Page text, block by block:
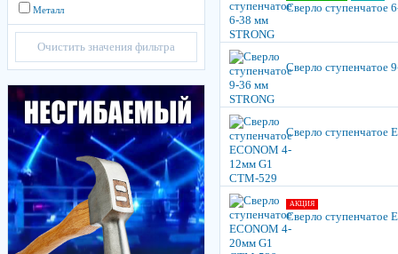
Металл
Очистить значения фильтра
Сверло ступенчатое
Сверло ступенчатое
Сверло
АКЦИЯ
Сверло